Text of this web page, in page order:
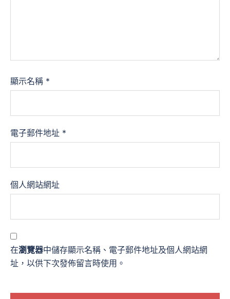
顯示名稱 *
電子郵件地址 *
個人網站網址
在瀏覽器中儲存顯示名稱、電子郵件地址及個人網站網
址，以供下次發佈留言時使用。